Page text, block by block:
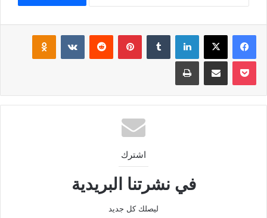
فيسبوك ‫X لينكدإن بينتيريست
‫Pocket مشاركة عبر البريد طباعة
اشترك
في نشرتنا البريدية
ليصلك كل جديد